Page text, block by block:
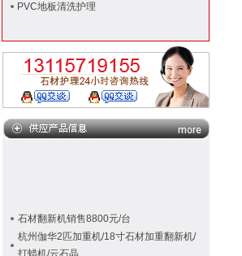
PVC地板清洗护理
石材翻新机销售8800元/台
杭州伽华2匹加重机/18寸石材加重翻新机/
打蜡机/云石晶..